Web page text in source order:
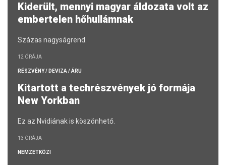
Kiderült, mennyi magyar áldozata volt az
embertelen hőhullámnak
Százas nagyságrend.
12 ÓRÁJA
RÉSZVÉNY / DEVIZA / ÁRU
Kitartott a techrészvények jó formája
New Yorkban
Ez az Nvidiának is köszönhető.
13 ÓRÁJA
NEMZETKÖZI